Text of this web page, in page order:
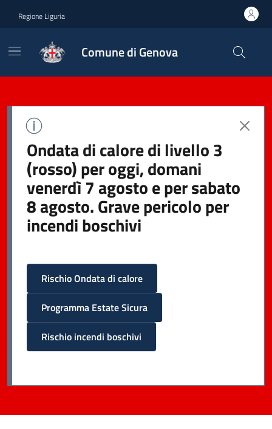
Regione Liguria
Comune di Genova
Ondata di calore di livello 3
(rosso) per oggi, domani
venerdì 7 agosto e per sabato
8 agosto. Grave pericolo per
incendi boschivi
Rischio Ondata di calore
Programma Estate Sicura
Rischio incendi boschivi